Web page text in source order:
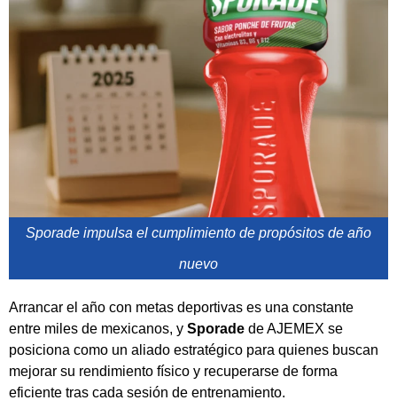
Sporade impulsa el cumplimiento de propósitos de año
nuevo
Arrancar el año con metas deportivas es una constante
entre miles de mexicanos, y Sporade de AJEMEX se
posiciona como un aliado estratégico para quienes buscan
mejorar su rendimiento físico y recuperarse de forma
eficiente tras cada sesión de entrenamiento.